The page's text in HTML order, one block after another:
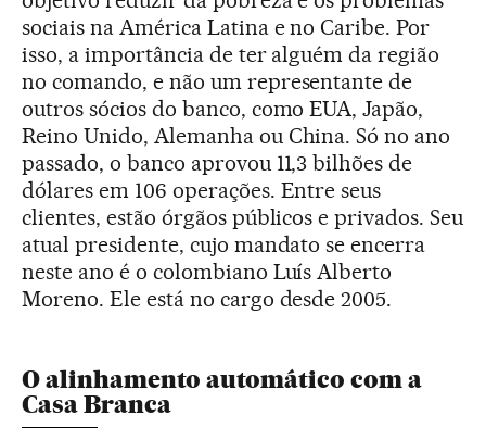
sociais na América Latina e no Caribe. Por
isso, a importância de ter alguém da região
no comando, e não um representante de
outros sócios do banco, como EUA, Japão,
Reino Unido, Alemanha ou China. Só no ano
passado, o banco aprovou 11,3 bilhões de
dólares em 106 operações. Entre seus
clientes, estão órgãos públicos e privados. Seu
atual presidente, cujo mandato se encerra
neste ano é o colombiano Luís Alberto
Moreno. Ele está no cargo desde 2005.
O alinhamento automático com a
Casa Branca